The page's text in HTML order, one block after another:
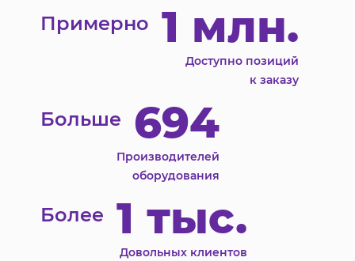
Примерно 1 млн.
Доступно позиций
к заказу
Больше 694
Производителей
оборудования
Более 1 тыс.
Довольных клиентов